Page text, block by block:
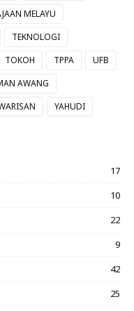
MELAYU
TEKNOLOGI
TOKOH TPPA
UFB
AWANG
YAHUDI
17
10
22
9
42
25